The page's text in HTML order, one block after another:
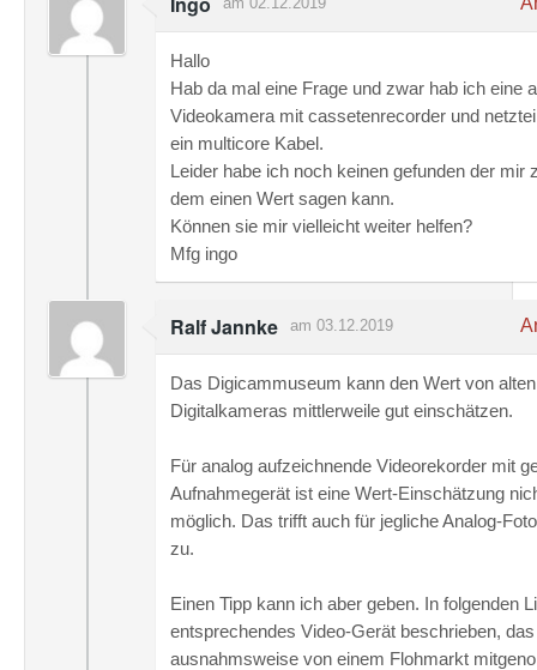
Hallo
Hab da mal eine Frage und zwar hab ich eine
Videokamera mit cassetenrecorder und
ein multicore Kabel.
Leider habe ich noch keinen gefunden der mir
dem einen Wert sagen kann.
Können sie mir vielleicht weiter helfen?
Mfg ingo
Ralf Jannke am 03.12.2019
Das Digicammuseum kann den Wert von alten
Digitalkameras mittlerweile gut einschätzen.
Für analog aufzeichnende Videorekorder mit
Aufnahmegerät ist eine Wert-Einschätzung
möglich. Das trifft auch für jegliche Analog-
zu.
Einen Tipp kann ich aber geben. In folgenden
entsprechendes Video-Gerät beschrieben,
ausnahmsweise von einem Flohmarkt